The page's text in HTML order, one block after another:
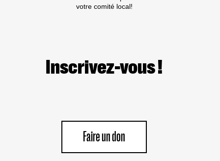
votre comité local!
Inscrivez-vous !
Faire un don